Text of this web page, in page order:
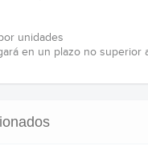
unidades
en un plazo no superior